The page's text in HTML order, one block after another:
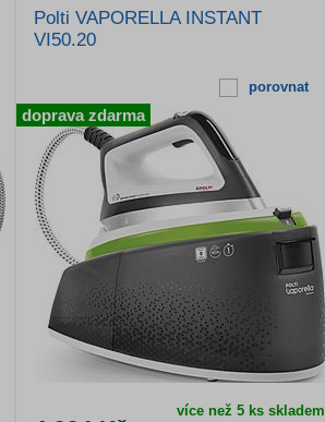
Polti VAPORELLA INSTANT
VI50.20
porovnat
více než 5 ks skladem
doprava zdarma